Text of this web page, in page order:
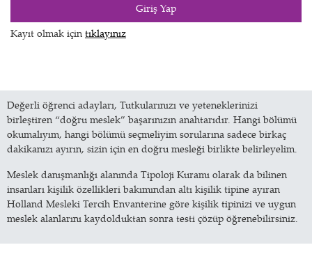
Giriş Yap
Kayıt olmak için tıklayınız
Değerli öğrenci adayları, Tutkularınızı ve yeteneklerinizi
birleştiren “doğru meslek” başarınızın anahtarıdır. Hangi bölümü
okumalıyım, hangi bölümü seçmeliyim sorularına sadece birkaç
dakikanızı ayırın, sizin için en doğru mesleği birlikte belirleyelim.
Meslek danışmanlığı alanında Tipoloji Kuramı olarak da bilinen
insanları kişilik özellikleri bakımından altı kişilik tipine ayıran
Holland Mesleki Tercih Envanterine göre kişilik tipinizi ve uygun
meslek alanlarını kaydolduktan sonra testi çözüp öğrenebilirsiniz.